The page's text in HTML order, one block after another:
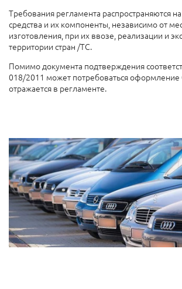
Требования регламента распространяются
средства и их компоненты, независимо от
изготовления, при их ввозе, реализации и
территории стран /ТС.
Помимо документа подтверждения
018/2011 может потребоваться оформление
отражается в регламенте.